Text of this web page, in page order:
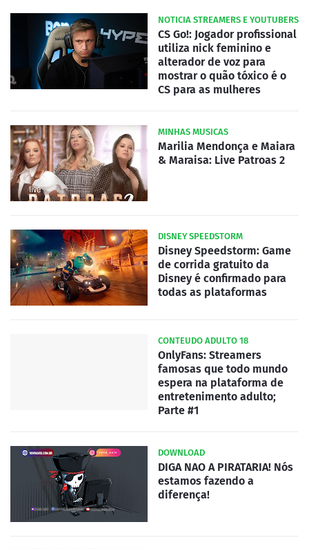
NOTICIA STREAMERS E YOUTUBERS
CS Go!: Jogador profissional
utiliza nick feminino e
alterador de voz para
mostrar o quão tóxico é o
CS para as mulheres
MINHAS MUSICAS
Marilia Mendonça e Maiara
& Maraisa: Live Patroas 2
DISNEY SPEEDSTORM
Disney Speedstorm: Game
de corrida gratuito da
Disney é confirmado para
todas as plataformas
CONTEUDO ADULTO 18
OnlyFans: Streamers
famosas que todo mundo
espera na plataforma de
entretenimento adulto;
Parte #1
DOWNLOAD
DIGA NAO A PIRATARIA! Nós
estamos fazendo a
diferença!